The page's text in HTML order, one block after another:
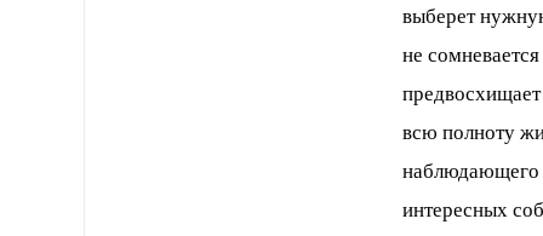
выберет
не
всю полноту
наблюдающего
интересных